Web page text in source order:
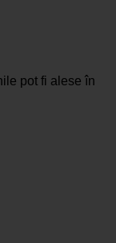
pot fi alese în